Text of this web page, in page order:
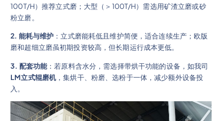
100T/H）推荐立式磨；大型（＞100T/H）需选用矿渣立磨或砂
粉立磨。
2. 能耗与维护 ：立式磨能耗低且维护简便，适合连续生产；欧版
磨和超细立磨虽初期投资较高，但长期运行成本更低。
3. 配套功能：若原料含水分，需选择带烘干功能的设备，如我司
LM立式辊磨机 ，集烘干、粉磨、选粉于一体，减少额外设备投
入。